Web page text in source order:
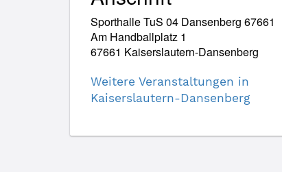
Sporthalle TuS 04 Dansenberg 67661
Am Handballplatz 1
67661 Kaiserslautern-Dansenberg
Weitere Veranstaltungen in
Kaiserslautern-Dansenberg